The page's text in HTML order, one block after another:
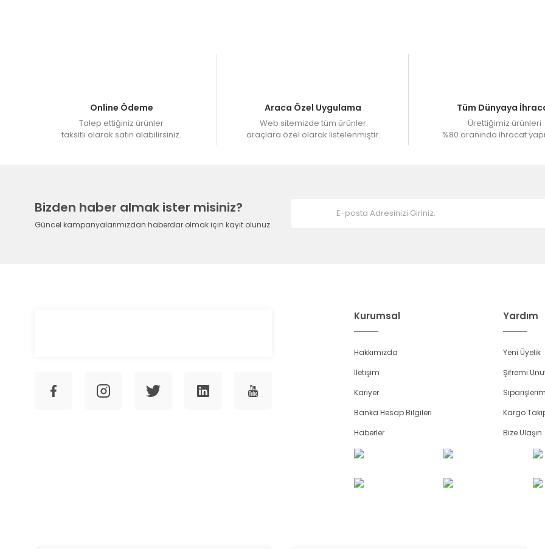
Online Ödeme
Talep ettiğiniz ürünler
taksitli olarak satın alabilirsiniz.
Araca Özel Uygulama
Web sitemizde tüm ürünler
araçlara özel olarak listelenmiştir.
Tüm Dünyaya
Ürettiğimiz ürünleri
%80 oranında ihracat
Bizden haber almak ister misiniz?
Güncel kampanyalarımızdan haberdar olmak için kayıt olunuz.
Kurumsal
Hakkımızda
İletişim
Kariyer
Banka Hesap Bilgileri
Haberler
Yardım
Yeni Üyelik
Şifremi
Kargo
Bize Ulaşın